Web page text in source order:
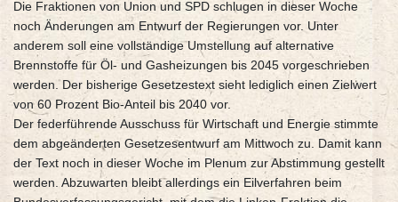
Die Fraktionen von Union und SPD schlugen in dieser Woche
noch Änderungen am Entwurf der Regierungen vor. Unter
anderem soll eine vollständige Umstellung auf alternative
Brennstoffe für Öl- und Gasheizungen bis 2045 vorgeschrieben
werden. Der bisherige Gesetzestext sieht lediglich einen Zielwert
von 60 Prozent Bio-Anteil bis 2040 vor.
Der federführende Ausschuss für Wirtschaft und Energie stimmte
dem abgeänderten Gesetzesentwurf am Mittwoch zu. Damit kann
der Text noch in dieser Woche im Plenum zur Abstimmung gestellt
werden. Abzuwarten bleibt allerdings ein Eilverfahren beim